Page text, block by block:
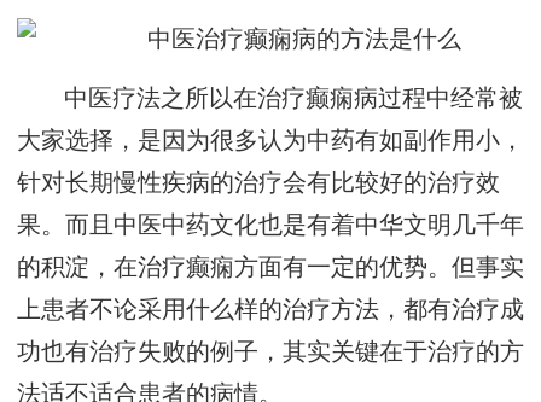
中医疗法之所以在治疗癫痫病过程中经常被
大家选择，是因为很多认为中药有如副作用小，
针对长期慢性疾病的治疗会有比较好的治疗效
果。而且中医中药文化也是有着中华文明几千年
的积淀，在治疗癫痫方面有一定的优势。但事实
上患者不论采用什么样的治疗方法，都有治疗成
功也有治疗失败的例子，其实关键在于治疗的方
法适不适合患者的病情。